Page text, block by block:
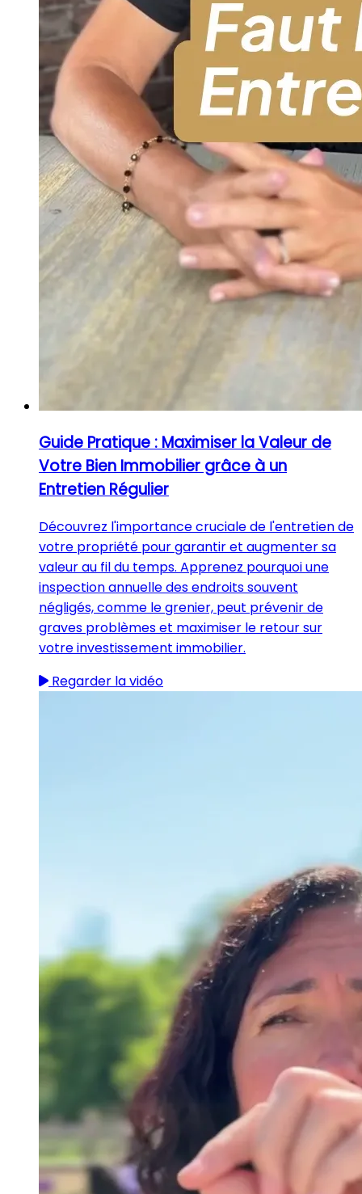
Guide Pratique : Maximiser la Valeur de
Votre Bien Immobilier grâce à un
Entretien Régulier
Découvrez l'importance cruciale de l'entretien de
votre propriété pour garantir et augmenter sa
valeur au fil du temps. Apprenez pourquoi une
inspection annuelle des endroits souvent
négligés, comme le grenier, peut prévenir de
graves problèmes et maximiser le retour sur
votre investissement immobilier.
Regarder la vidéo